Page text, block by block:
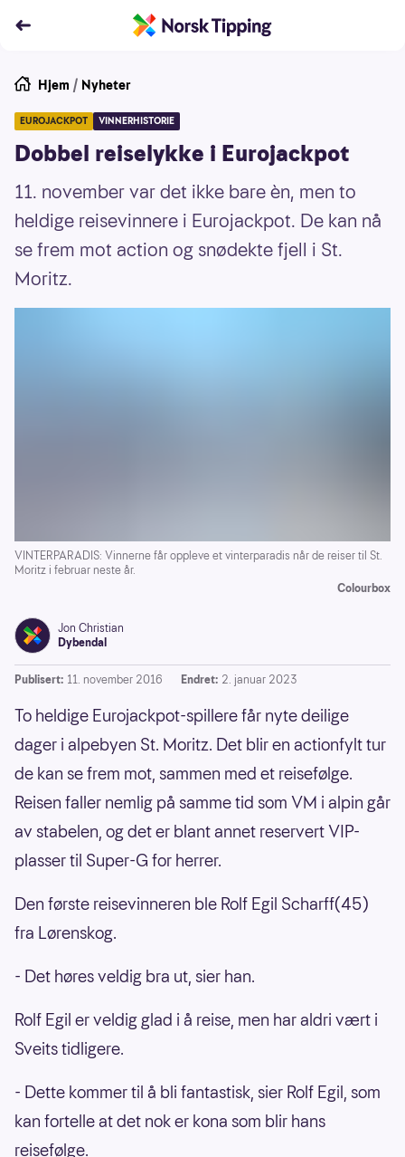
Hjem / Nyheter
EUROJACKPOT VINNERHISTORIE
Dobbel reiselykke i Eurojackpot
11. november var det ikke bare èn, men to
heldige reisevinnere i Eurojackpot. De kan nå
se frem mot action og snødekte fjell i St.
Moritz.
VINTERPARADIS: Vinnerne får oppleve et vinterparadis når de reiser til St.
Moritz i februar neste år.
Colourbox
Jon Christian
Dybendal
Publisert: 11. november 2016 Endret: 2. januar 2023
To heldige Eurojackpot-spillere får nyte deilige
dager i alpebyen St. Moritz. Det blir en actionfylt tur
de kan se frem mot, sammen med et reisefølge.
Reisen faller nemlig på samme tid som VM i alpin går
av stabelen, og det er blant annet reservert VIP-
plasser til Super-G for herrer.
Den første reisevinneren ble Rolf Egil Scharff(45)
fra Lørenskog.
- Det høres veldig bra ut, sier han.
Rolf Egil er veldig glad i å reise, men har aldri vært i
Sveits tidligere.
- Dette kommer til å bli fantastisk, sier Rolf Egil, som
kan fortelle at det nok er kona som blir hans
reisefølge.